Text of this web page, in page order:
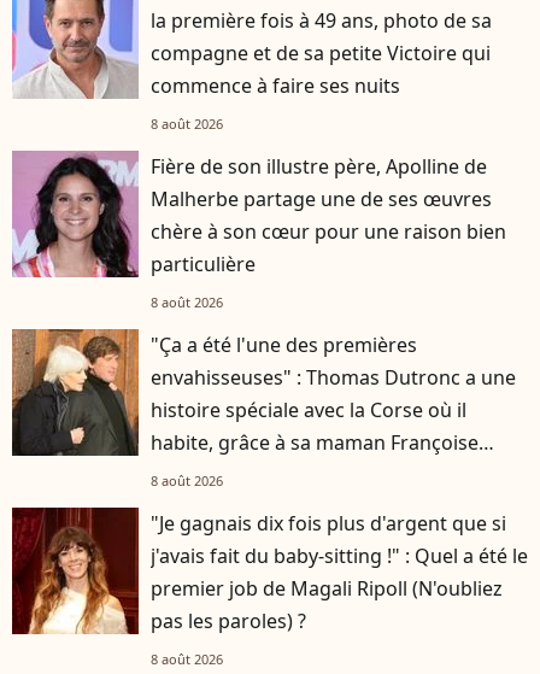
la première fois à 49 ans, photo de sa
compagne et de sa petite Victoire qui
commence à faire ses nuits
8 août 2026
Fière de son illustre père, Apolline de
Malherbe partage une de ses œuvres
chère à son cœur pour une raison bien
particulière
8 août 2026
"Ça a été l'une des premières
envahisseuses" : Thomas Dutronc a une
histoire spéciale avec la Corse où il
habite, grâce à sa maman Françoise
Hardy
8 août 2026
"Je gagnais dix fois plus d'argent que si
j'avais fait du baby-sitting !" : Quel a été le
premier job de Magali Ripoll (N'oubliez
pas les paroles) ?
8 août 2026